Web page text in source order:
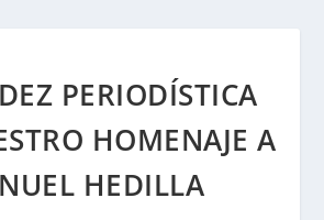
PERIODÍSTICA
HOMENAJE A
HEDILLA